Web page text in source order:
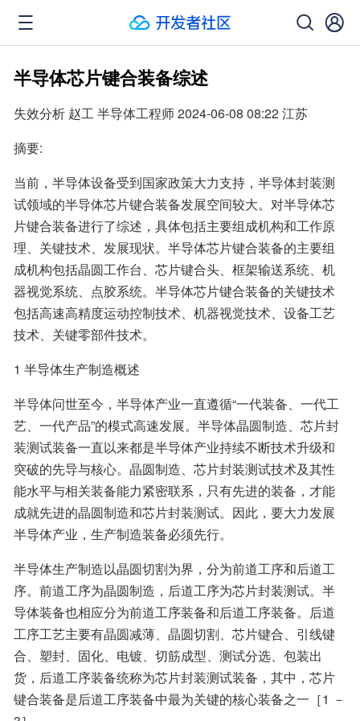
半导体芯片键合装备综述
失效分析 赵工 半导体工程师 2024-06-08 08:22 江苏
摘要:
当前，半导体设备受到国家政策大力支持，半导体封装测
试领域的半导体芯片键合装备发展空间较大。对半导体芯
片键合装备进行了综述，具体包括主要组成机构和工作原
理、关键技术、发展现状。半导体芯片键合装备的主要组
成机构包括晶圆工作台、芯片键合头、框架输送系统、机
器视觉系统、点胶系统。半导体芯片键合装备的关键技术
包括高速高精度运动控制技术、机器视觉技术、设备工艺
技术、关键零部件技术。
1 半导体生产制造概述
半导体问世至今，半导体产业一直遵循“一代装备、一代工
艺、一代产品”的模式高速发展。半导体晶圆制造、芯片封
装测试装备一直以来都是半导体产业持续不断技术升级和
突破的先导与核心。晶圆制造、芯片封装测试技术及其性
能水平与相关装备能力紧密联系，只有先进的装备，才能
成就先进的晶圆制造和芯片封装测试。因此，要大力发展
半导体产业，生产制造装备必须先行。
半导体生产制造以晶圆切割为界，分为前道工序和后道工
序。前道工序为晶圆制造，后道工序为芯片封装测试。半
导体装备也相应分为前道工序装备和后道工序装备。后道
工序工艺主要有晶圆减薄、晶圆切割、芯片键合、引线键
合、塑封、固化、电镀、切筋成型、测试分选、包装出
货，后道工序装备统称为芯片封装测试装备，其中，芯片
键合装备是后道工序装备中最为关键的核心装备之一［1 －